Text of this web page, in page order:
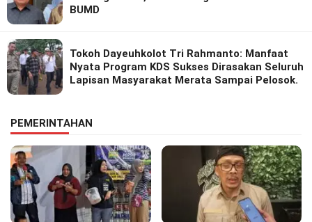
BUMD
Tokoh Dayeuhkolot Tri Rahmanto: Manfaat
Nyata Program KDS Sukses Dirasakan Seluruh
Lapisan Masyarakat Merata Sampai Pelosok.
PEMERINTAHAN